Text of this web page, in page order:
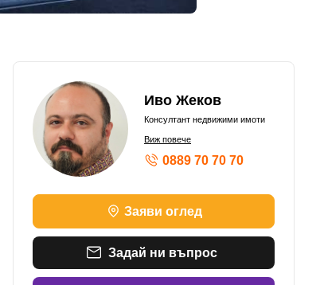
Иво Жеков
Консултант недвижими имоти
Виж повече
0889 70 70 70
Заяви оглед
Задай ни въпрос